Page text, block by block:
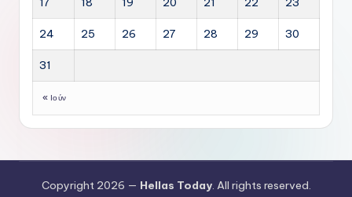
24 25 26 27 28 29 30
31
« Ιούν
Copyright 2026 — Hellas Today. All rights reserved.